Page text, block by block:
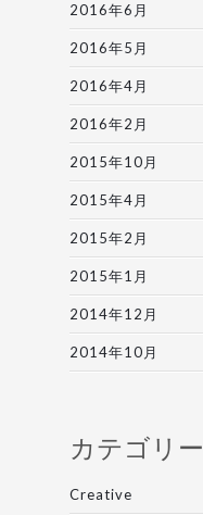
2016年6月
2016年5月
2016年4月
2016年2月
2015年10月
2015年4月
2015年2月
2015年1月
2014年12月
2014年10月
カテゴリー
Creative